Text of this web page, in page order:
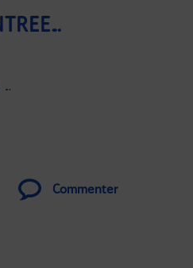
L'ACTUALITÉ IMMOBILIÈRE POUR LA RENTRÉE 2025
Nathalie COUZIGOU-SUHAS
Commenter